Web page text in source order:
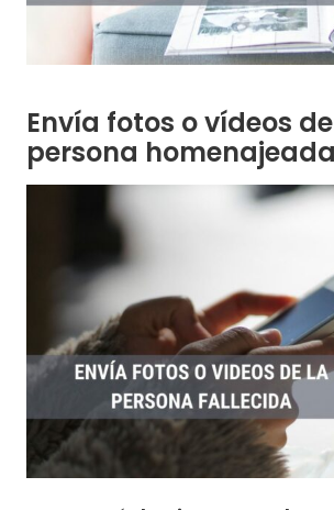
Envía fotos o vídeos
persona homenajeada